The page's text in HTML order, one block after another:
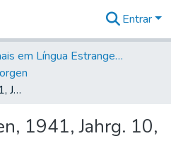
na
Entrar
Jornais em Língua Estrangeira
Deutscher Morgen, 1941, Jahrg. 10, nr. 29
1941, Jahrg. 10,